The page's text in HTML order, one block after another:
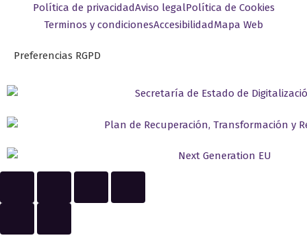
Política de privacidadAviso legalPolítica de Cookies
Terminos y condicionesAccesibilidadMapa Web
Preferencias RGPD